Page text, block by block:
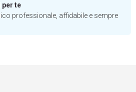
per te
professionale, affidabile e sempre